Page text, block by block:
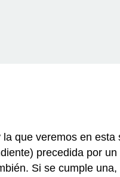
que veremos en esta
precedida por un
Si se cumple